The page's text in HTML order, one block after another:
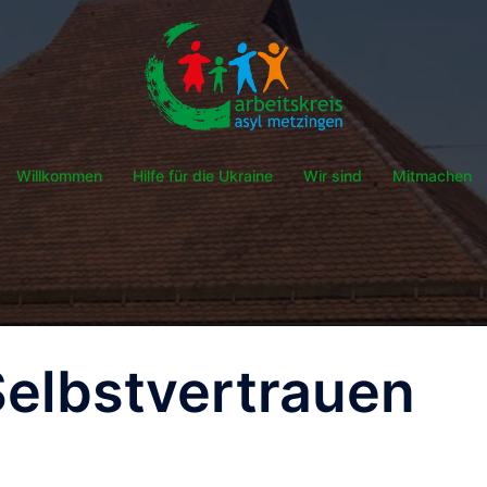
Willkommen Hilfe für die Ukraine Wir sind Mitmachen